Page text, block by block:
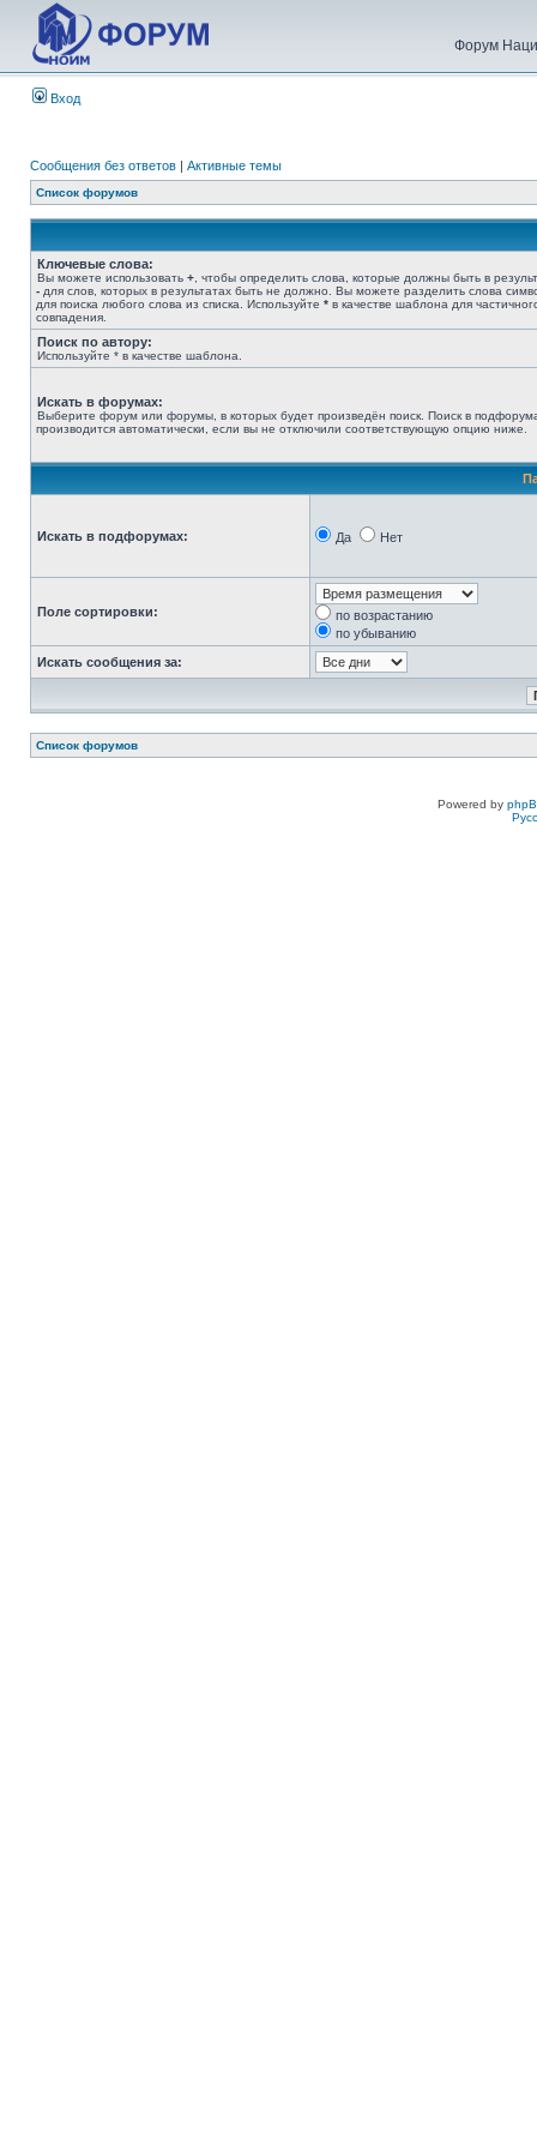
Форум
Вход
Сообщения без ответов | Активные темы
Список форумов
Ключевые слова:
Вы можете использовать + , чтобы определить слова, которые должны быть в
- для слов, которых в результатах быть не должно. Вы можете разделить слова
для поиска любого слова из списка. Используйте * в качестве шаблона для
совпадения.
Поиск по автору:
Используйте * в качестве шаблона.
Искать в форумах:
Выберите форум или форумы, в которых будет произведён поиск. Поиск в
производится автоматически, если вы не отключили соответствующую опцию ниже.
Искать в подфорумах: Да Нет
Поле сортировки:
по возрастанию
по убыванию
Искать сообщения за:
Список форумов
Powered by